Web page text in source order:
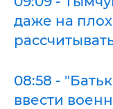
даже на
08:58 -
ввести